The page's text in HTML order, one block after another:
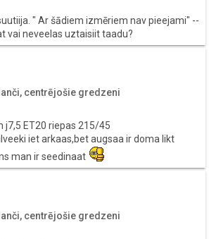
" Ar šādiem izmēriem nav pieejami" --
vai neveelas uztaisiit taadu?
centrējošie gredzeni
j7,5 ET20 riepas 215/45
iet arkaas,bet augsaa ir doma likt
man ir seedinaat
centrējošie gredzeni